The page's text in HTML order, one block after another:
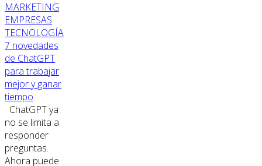
MARKETING
EMPRESAS
TECNOLOGÍA
7 novedades
de ChatGPT
para trabajar
mejor y ganar
tiempo
ChatGPT ya
no se limita a
responder
preguntas.
Ahora puede